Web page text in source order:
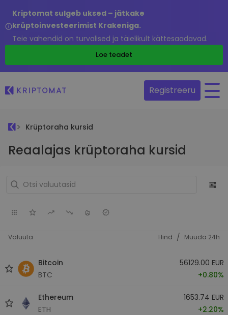
Kriptomat sulgeb uksed – jätkake
krüptoinvesteerimist Krakeniga.
Teie vahendid on turvalised ja täielikult kättesaadavad.
Loe teadet
Registreeru
Krüptoraha kursid
Reaalajas krüptoraha kursid
Valuuta Hind / Muuda 24h
Bitcoin
BTC
56129.00 EUR
+0.80%
Ethereum
ETH
1653.74 EUR
+2.20%